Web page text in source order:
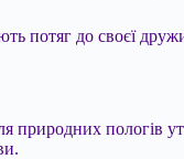
потяг до своєї
природних пологів